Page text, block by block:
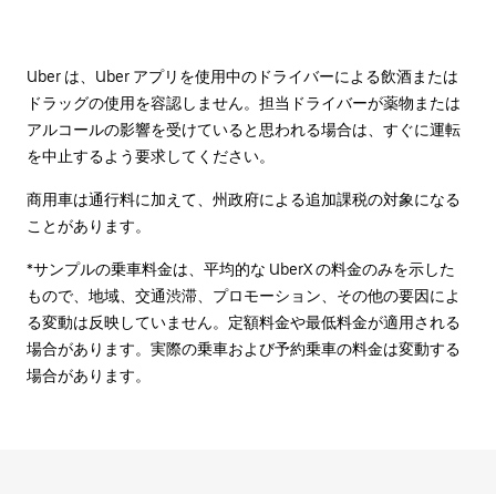
Uber は、Uber アプリを使用中のドライバーによる飲酒または
ドラッグの使用を容認しません。担当ドライバーが薬物または
アルコールの影響を受けていると思われる場合は、すぐに運転
を中止するよう要求してください。
商用車は通行料に加えて、州政府による追加課税の対象になる
ことがあります。
*サンプルの乗車料金は、平均的な UberX の料金のみを示した
もので、地域、交通渋滞、プロモーション、その他の要因によ
る変動は反映していません。定額料金や最低料金が適用される
場合があります。実際の乗車および予約乗車の料金は変動する
場合があります。